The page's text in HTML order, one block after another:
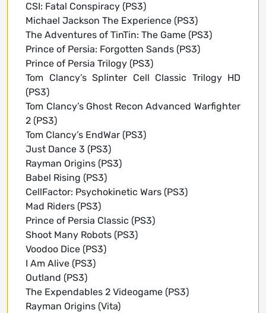
CSI: Fatal Conspiracy (PS3)
Michael Jackson The Experience (PS3)
The Adventures of TinTin: The Game (PS3)
Prince of Persia: Forgotten Sands (PS3)
Prince of Persia Trilogy (PS3)
Tom Clancy’s Splinter Cell Classic Trilogy HD
(PS3)
Tom Clancy’s Ghost Recon Advanced Warfighter
2 (PS3)
Tom Clancy’s EndWar (PS3)
Just Dance 3 (PS3)
Rayman Origins (PS3)
Babel Rising (PS3)
CellFactor: Psychokinetic Wars (PS3)
Mad Riders (PS3)
Prince of Persia Classic (PS3)
Shoot Many Robots (PS3)
Voodoo Dice (PS3)
I Am Alive (PS3)
Outland (PS3)
The Expendables 2 Videogame (PS3)
Rayman Origins (Vita)